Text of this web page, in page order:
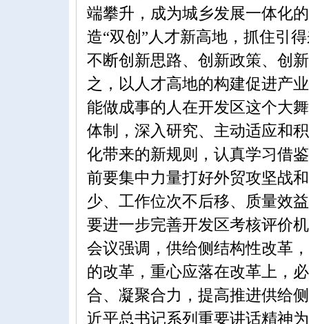
端攀升，成为城乡发展一体化
造“双创”人才新高地，抓住引
不断创新思路、创新政策、创
之，以人才高地的构建促进产
能做成事的人在开发区这个大
体制，深入研究、主动适应和
化带来的新规则，认真学习借
前要集中力量打好外贸攻坚战
少、工作位次不后移、质量效
要进一步完善开发区考核评价
会议强调，供给侧结构性改革
的改革，重心应落在改革上，
合、凝聚合力，提高推进供给
近平总书记系列重要讲话精神